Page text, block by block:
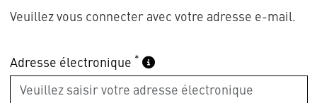
Veuillez vous connecter avec votre adresse e-mail.
Adresse électronique *